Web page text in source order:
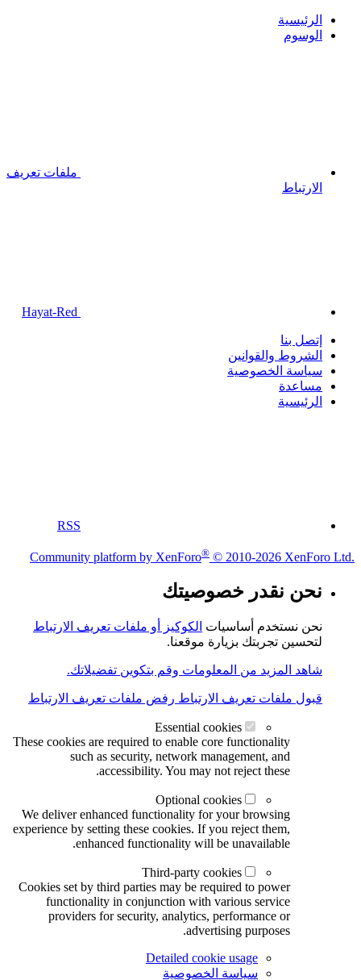
الرئيسية
الوسوم
ملفات تعريف
الارتباط
إتصل بنا
الشروط والقوانين
سياسة الخصوصية
مساعدة
الرئيسية
RSS
Community platform by XenForo® © 2010-2026 XenForo Ltd.
نحن نقدر خصوصيتك
نحن نستخدم أساسيات الكوكيز أو ملفات تعريف الارتباط
لتحسين تجربتك بزيارة موقعنا.
شاهد المزيد من المعلومات وقم بتكوين تفضيلاتك.
قبول ملفات تعريف الارتباط رفض ملفات تعريف الارتباط
Essential cookies
These cookies are required to enable core functionality
such as security, network management, and
accessibility. You may not reject these.
Optional cookies
We deliver enhanced functionality for your browsing
experience by setting these cookies. If you reject them,
enhanced functionality will be unavailable.
Third-party cookies
Cookies set by third parties may be required to power
functionality in conjunction with various service
providers for security, analytics, performance or
advertising purposes.
Detailed cookie usage
سياسة الخصوصية